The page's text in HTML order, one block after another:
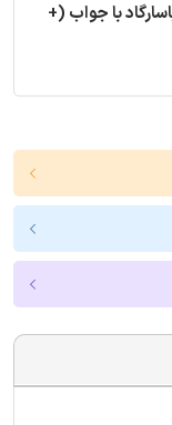
با جواب (+